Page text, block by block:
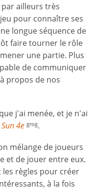
ailleurs très
pour connaître ses
longue séquence de
faire tourner le rôle
une partie. Plus
de communiquer
propos de nos
j'ai menée, et je n'ai
4e grog.
mélange de joueurs
et de jouer entre eux.
règles pour créer
à la fois